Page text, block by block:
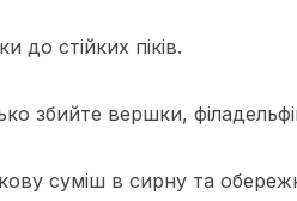
до стійких піків.
збийте вершки,
суміш в сирну та